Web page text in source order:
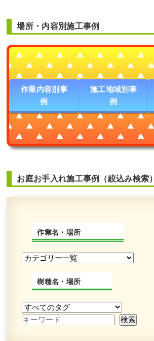
場所・内容別施工事例
作業内容別事
例
施工地域別事
例
お庭お手入れ施工事例（絞込み検索）
作業名・場所
樹種名・場所